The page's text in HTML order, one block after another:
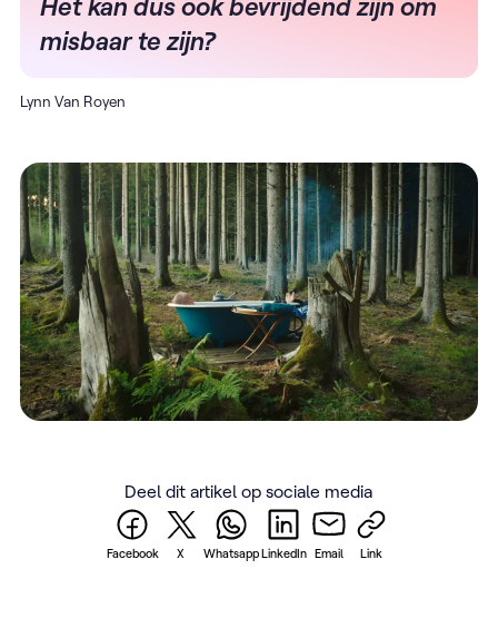
misbaar te zijn?
Lynn Van Royen
Deel dit artikel op sociale media
Facebook X WhatsappLinkedIn Email Link